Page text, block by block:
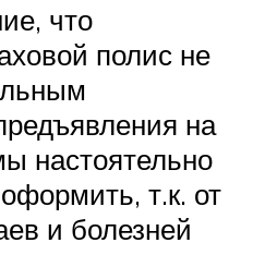
что
полис не
на
настоятельно
т.к. от
и болезней